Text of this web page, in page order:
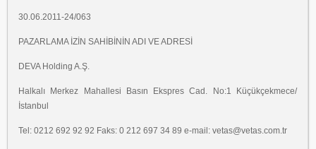
30.06.2011-24/063
PAZARLAMA İZİN SAHİBİNİN ADI VE ADRESİ
DEVA Holding A.Ş.
Halkalı Merkez Mahallesi Basın Ekspres Cad. No:1 Küçükçekmece/
İstanbul
Tel: 0212 692 92 92 Faks: 0 212 697 34 89 e-mail: vetas@vetas.com.tr